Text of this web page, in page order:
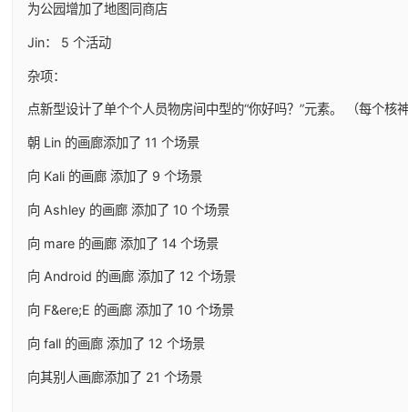
为公园增加了地图同商店
Jin： 5 个活动
杂项：
点新型设计了单个个人员物房间中型的“你好吗？”元素。 （每个
朝 Lin 的画廊添加了 11 个场景
向 Kali 的画廊 添加了 9 个场景
向 Ashley 的画廊 添加了 10 个场景
向 mare 的画廊 添加了 14 个场景
向 Android 的画廊 添加了 12 个场景
向 F&ere;E 的画廊 添加了 10 个场景
向 fall 的画廊 添加了 12 个场景
向其别人画廊添加了 21 个场景